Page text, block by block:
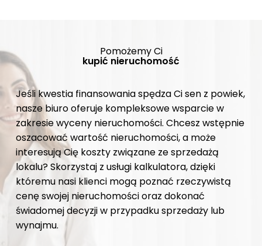
Pomożemy Ci
kupić nieruchomość
Jeśli kwestia finansowania spędza Ci sen z powiek,
nasze biuro oferuje kompleksowe wsparcie w
zakresie wyceny nieruchomości. Chcesz wstępnie
oszacować wartość nieruchomości, a może
interesują Cię koszty związane ze sprzedażą
lokalu? Skorzystaj z usługi kalkulatora, dzięki
któremu nasi klienci mogą poznać rzeczywistą
cenę swojej nieruchomości oraz dokonać
świadomej decyzji w przypadku sprzedaży lub
wynajmu.